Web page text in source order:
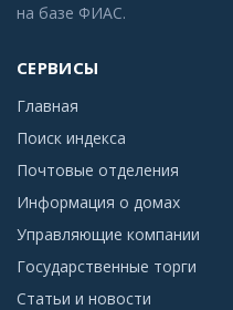
на базе ФИАС.
СЕРВИСЫ
Главная
Поиск индекса
Почтовые отделения
Информация о домах
Управляющие компании
Государственные торги
Статьи и новости